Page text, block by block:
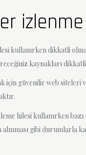
kullanırken dikkatli
kaynakları
için güvenilir web siteleri
hilesi kullanırken bazı
alınması gibi